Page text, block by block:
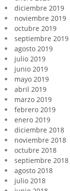
diciembre 2019
noviembre 2019
octubre 2019
septiembre 2019
agosto 2019
julio 2019
junio 2019
mayo 2019
abril 2019
marzo 2019
febrero 2019
enero 2019
diciembre 2018
noviembre 2018
octubre 2018
septiembre 2018
agosto 2018
julio 2018